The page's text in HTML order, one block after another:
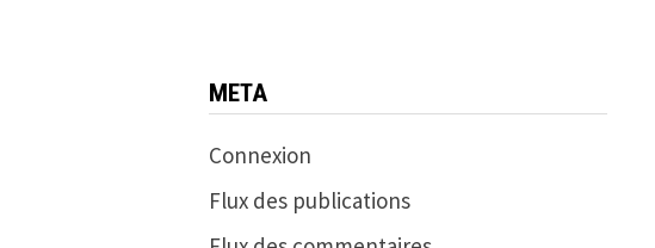
META
Connexion
Flux des publications